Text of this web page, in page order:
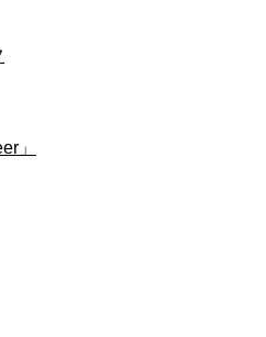
いて
27シーズン試合観戦チケット
27シーズン「鹿パス」
」